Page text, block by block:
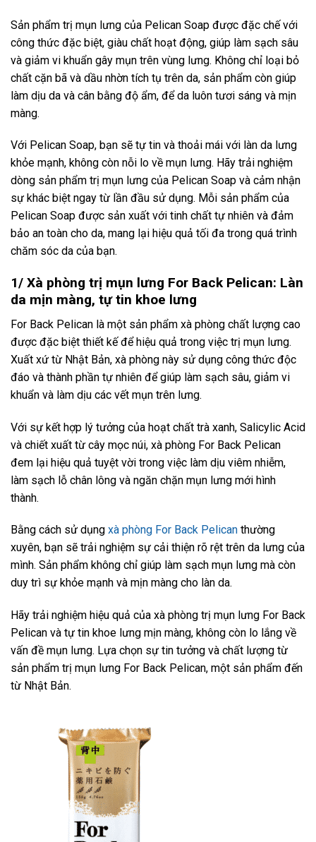
Sản phẩm trị mụn lưng của Pelican Soap được đặc chế với
công thức đặc biệt, giàu chất hoạt động, giúp làm sạch sâu
và giảm vi khuẩn gây mụn trên vùng lưng. Không chỉ loại bỏ
chất cặn bã và dầu nhờn tích tụ trên da, sản phẩm còn giúp
làm dịu da và cân bằng độ ẩm, để da luôn tươi sáng và mịn
màng.
Với Pelican Soap, bạn sẽ tự tin và thoải mái với làn da lưng
khỏe mạnh, không còn nỗi lo về mụn lưng. Hãy trải nghiệm
dòng sản phẩm trị mụn lưng của Pelican Soap và cảm nhận
sự khác biệt ngay từ lần đầu sử dụng. Mỗi sản phẩm của
Pelican Soap được sản xuất với tinh chất tự nhiên và đảm
bảo an toàn cho da, mang lại hiệu quả tối đa trong quá trình
chăm sóc da của bạn.
1/ Xà phòng trị mụn lưng For Back Pelican: Làn
da mịn màng, tự tin khoe lưng
For Back Pelican là một sản phẩm xà phòng chất lượng cao
được đặc biệt thiết kế để hiệu quả trong việc trị mụn lưng.
Xuất xứ từ Nhật Bản, xà phòng này sử dụng công thức độc
đáo và thành phần tự nhiên để giúp làm sạch sâu, giảm vi
khuẩn và làm dịu các vết mụn trên lưng.
Với sự kết hợp lý tưởng của hoạt chất trà xanh, Salicylic Acid
và chiết xuất từ cây mọc núi, xà phòng For Back Pelican
đem lại hiệu quả tuyệt vời trong việc làm dịu viêm nhiễm,
làm sạch lỗ chân lông và ngăn chặn mụn lưng mới hình
thành.
Bằng cách sử dụng xà phòng For Back Pelican thường
xuyên, bạn sẽ trải nghiệm sự cải thiện rõ rệt trên da lưng của
mình. Sản phẩm không chỉ giúp làm sạch mụn lưng mà còn
duy trì sự khỏe mạnh và mịn màng cho làn da.
Hãy trải nghiệm hiệu quả của xà phòng trị mụn lưng For Back
Pelican và tự tin khoe lưng mịn màng, không còn lo lắng về
vấn đề mụn lưng. Lựa chọn sự tin tưởng và chất lượng từ
sản phẩm trị mụn lưng For Back Pelican, một sản phẩm đến
từ Nhật Bản.